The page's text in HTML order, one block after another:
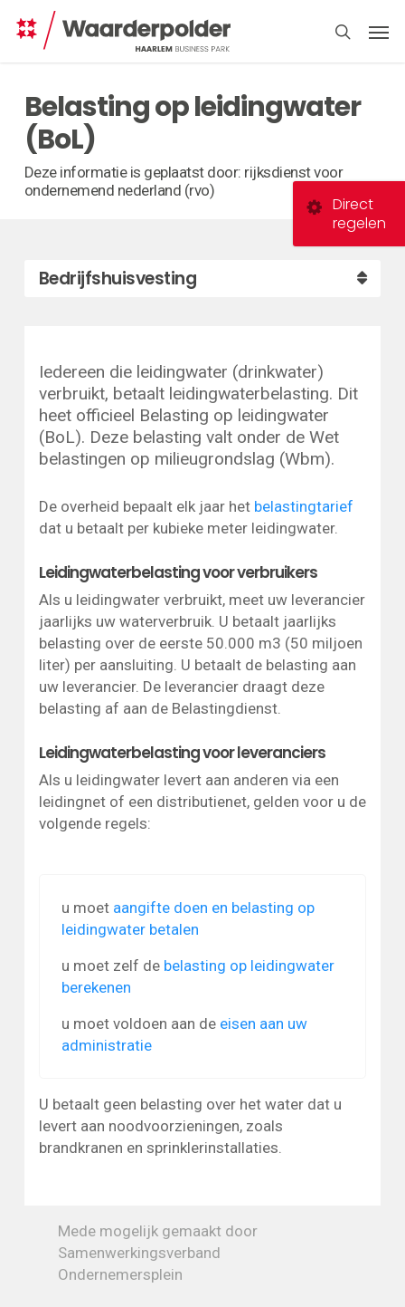
search
Belasting op leidingwater
(BoL)
Deze informatie is geplaatst door: rijksdienst voor
ondernemend nederland (rvo)
Bedrijfshuisvesting
Iedereen die leidingwater (drinkwater)
verbruikt, betaalt leidingwaterbelasting. Dit
heet officieel Belasting op leidingwater
(BoL). Deze belasting valt onder de Wet
belastingen op milieugrondslag (Wbm).
De overheid bepaalt elk jaar het belastingtarief
dat u betaalt per kubieke meter leidingwater.
Leidingwaterbelasting voor verbruikers
Als u leidingwater verbruikt, meet uw leverancier
jaarlijks uw waterverbruik. U betaalt jaarlijks
belasting over de eerste 50.000 m3 (50 miljoen
liter) per aansluiting. U betaalt de belasting aan
uw leverancier. De leverancier draagt deze
belasting af aan de Belastingdienst.
Leidingwaterbelasting voor leveranciers
Als u leidingwater levert aan anderen via een
leidingnet of een distributienet, gelden voor u de
volgende regels:
u moet aangifte doen en belasting op
leidingwater betalen
u moet zelf de belasting op leidingwater
berekenen
u moet voldoen aan de eisen aan uw
administratie
U betaalt geen belasting over het water dat u
levert aan noodvoorzieningen, zoals
brandkranen en sprinklerinstallaties.
Mede mogelijk gemaakt door
Samenwerkingsverband
Ondernemersplein
Direct
regelen